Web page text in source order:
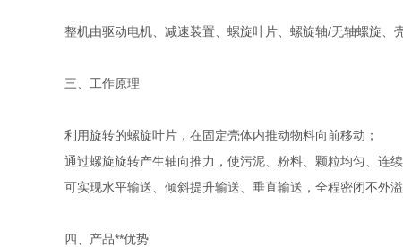
整机由驱动电机、减速装置、螺旋叶片、螺旋轴/无轴螺旋、
三、工作原理
利用旋转的螺旋叶片，在固定壳体内推动物料向前移动；
通过螺旋旋转产生轴向推力，使污泥、粉料、颗粒均匀、连续
可实现水平输送、倾斜提升输送、垂直输送，全程密闭不外
四、产品**优势